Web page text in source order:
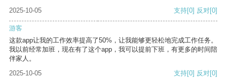
2025-10-05 支持[0] 反对[0]
游客
这款app让我的工作效率提高了50%，让我能够更轻松地完成工作任务。
我以前经常加班，现在有了这个app，我可以提前下班，有更多的时间陪
伴家人。
2025-10-05
支持[0] 反对[0]